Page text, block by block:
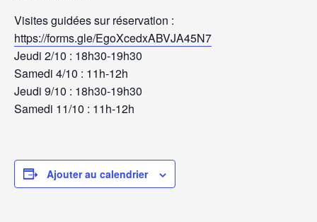
Visites guidées sur réservation :
https://forms.gle/EgoXcedxABVJA45N7
Jeudi 2/10 : 18h30-19h30
Samedi 4/10 : 11h-12h
Jeudi 9/10 : 18h30-19h30
Samedi 11/10 : 11h-12h
Ajouter au calendrier